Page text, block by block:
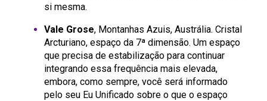
si mesma.
Vale Grose, Montanhas Azuis, Austrália. Cristal
Arcturiano, espaço da 7ª dimensão. Um espaço
que precisa de estabilização para continuar
integrando essa frequência mais elevada,
embora, como sempre, você será informado
pelo seu Eu Unificado sobre o que o espaço